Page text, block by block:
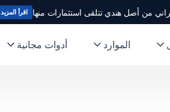
اقرأ المزيد
الموارد أدوات مجانية